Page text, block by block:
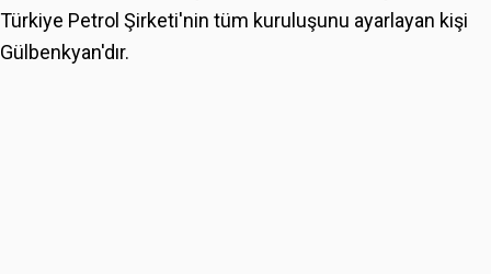
Türkiye Petrol Şirketi'nin tüm kuruluşunu ayarlayan kişi
Gülbenkyan'dır.